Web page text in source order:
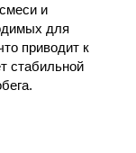
и
для
приводит к
стабильной